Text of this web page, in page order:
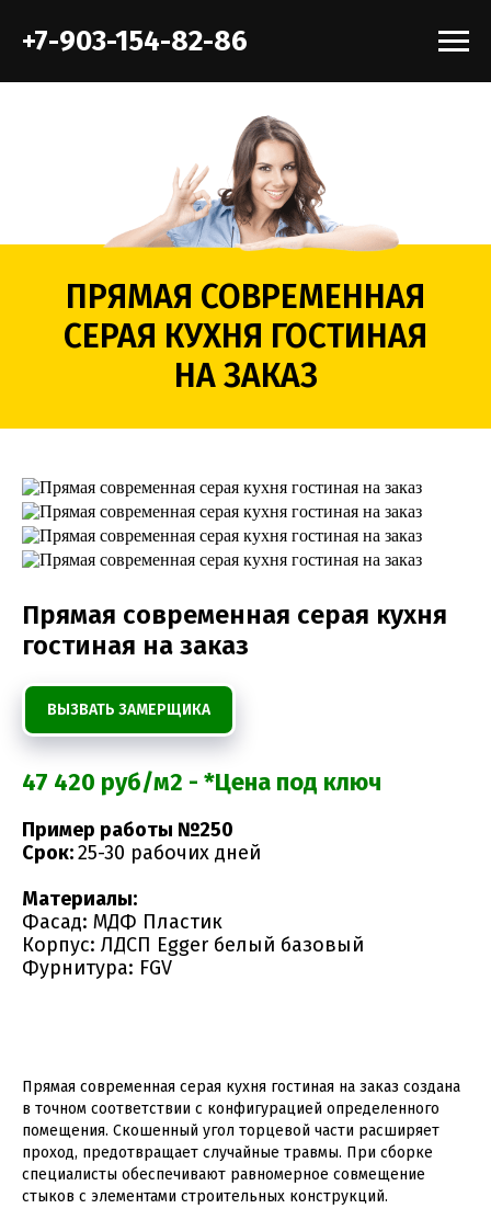
+7-903-154-82-86
ПРЯМАЯ СОВРЕМЕННАЯ
СЕРАЯ КУХНЯ ГОСТИНАЯ
НА ЗАКАЗ
Прямая современная серая кухня
гостиная на заказ
ВЫЗВАТЬ ЗАМЕРЩИКА
47 420 руб/м2 - *Цена под ключ
Пример работы №250
Срок:25-30 рабочих дней
Материалы:
Фасад: МДФ Пластик
Корпус: ЛДСП Egger белый базовый
Фурнитура: FGV
Прямая современная серая кухня гостиная на заказ создана
в точном соответствии с конфигурацией определенного
помещения. Скошенный угол торцевой части расширяет
проход, предотвращает случайные травмы. При сборке
специалисты обеспечивают равномерное совмещение
стыков с элементами строительных конструкций.